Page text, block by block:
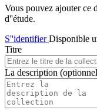
Vous pouvez ajouter ce
d''étude.
S''identifierDisponible
Titre
La description